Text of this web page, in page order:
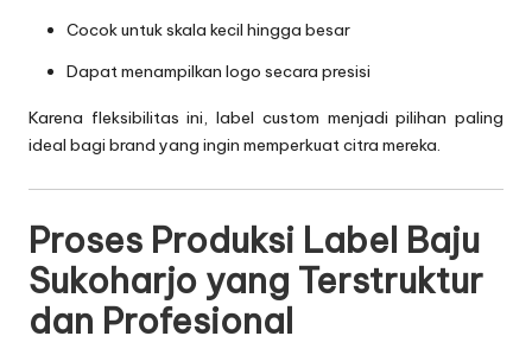
Cocok untuk skala kecil hingga besar
Dapat menampilkan logo secara presisi
Karena fleksibilitas ini, label custom menjadi pilihan paling
ideal bagi brand yang ingin memperkuat citra mereka.
Proses Produksi Label Baju
Sukoharjo yang Terstruktur
dan Profesional